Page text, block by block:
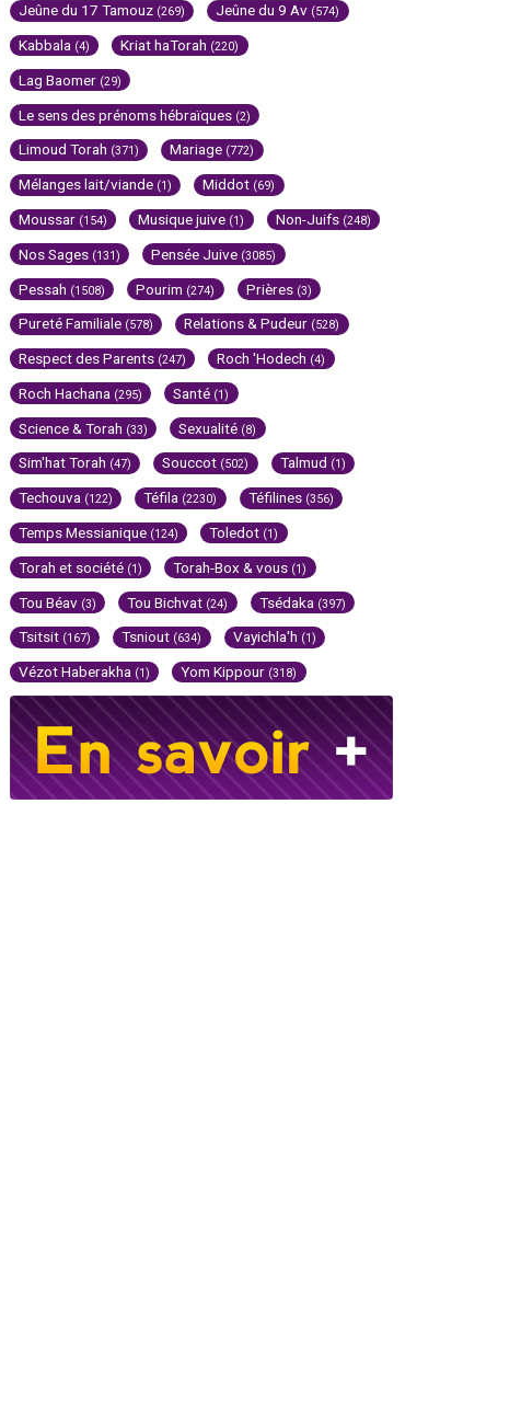
Jeûne du 17 Tamouz (269) Jeûne du 9 Av (574)
Kabbala (4) Kriat haTorah (220)
Lag Baomer (29)
Le sens des prénoms hébraïques (2)
Limoud Torah (371) Mariage (772)
Mélanges lait/viande (1) Middot (69)
Moussar (154) Musique juive (1) Non-Juifs (248)
Nos Sages (131) Pensée Juive (3085)
Pessah (1508) Pourim (274) Prières (3)
Pureté Familiale (578) Relations & Pudeur (528)
Respect des Parents (247) Roch 'Hodech (4)
Roch Hachana (295) Santé (1)
Science & Torah (33) Sexualité (8)
Sim'hat Torah (47) Souccot (502) Talmud (1)
Techouva (122) Téfila (2230) Téfilines (356)
Temps Messianique (124) Toledot (1)
Torah et société (1) Torah-Box & vous (1)
Tou Béav (3) Tou Bichvat (24) Tsédaka (397)
Tsitsit (167) Tsniout (634) Vayichla'h (1)
Vézot Haberakha (1) Yom Kippour (318)